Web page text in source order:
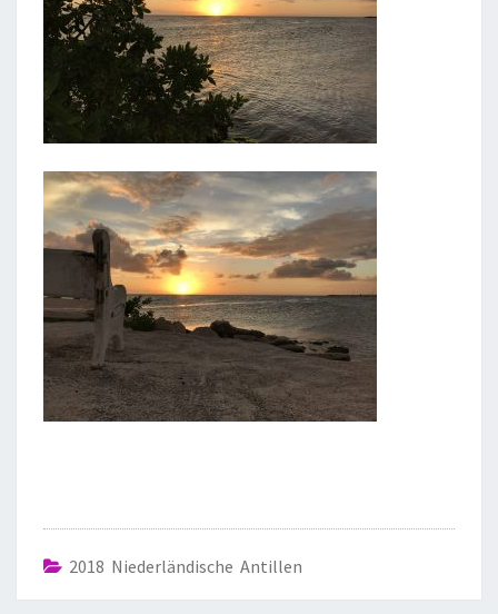
2018 Niederländische Antillen